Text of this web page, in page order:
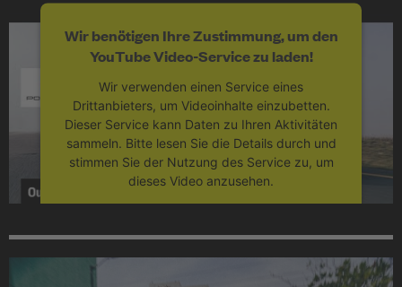
Wir benötigen Ihre Zustimmung, um den
YouTube Video-Service zu laden!
Wir verwenden einen Service eines
Drittanbieters, um Videoinhalte einzubetten.
Dieser Service kann Daten zu Ihren Aktivitäten
sammeln. Bitte lesen Sie die Details durch und
stimmen Sie der Nutzung des Service zu, um
dieses Video anzusehen.